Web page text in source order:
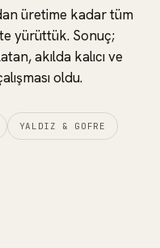
üretime kadar tüm
yürüttük. Sonuç;
akılda kalıcı ve
oldu.
YALDIZ & GOFRE